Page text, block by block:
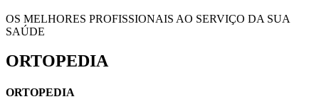
OS MELHORES PROFISSIONAIS AO SERVIÇO DA SUA
SAÚDE
ORTOPEDIA
ORTOPEDIA